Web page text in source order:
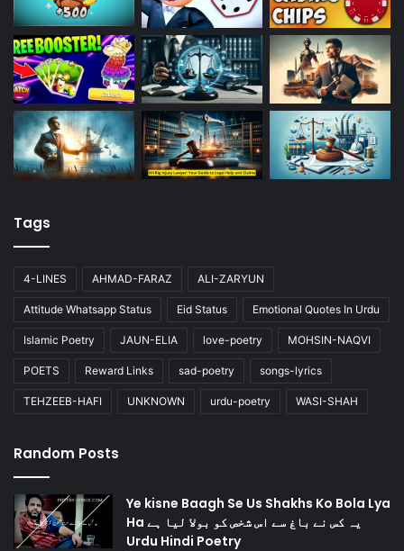
Tags
4-LINES AHMAD-FARAZ ALI-ZARYUN
Attitude Whatsapp Status Eid Status Emotional Quotes In Urdu
Islamic Poetry JAUN-ELIA love-poetry MOHSIN-NAQVI
POETS Reward Links sad-poetry songs-lyrics
TEHZEEB-HAFI UNKNOWN urdu-poetry WASI-SHAH
Random Posts
Ye kisne Baagh Se Us Shakhs Ko Bola Lya
Ha یہ کس نے باغ سے اس شخص کو بولا لیا ہے
Urdu Hindi Poetry